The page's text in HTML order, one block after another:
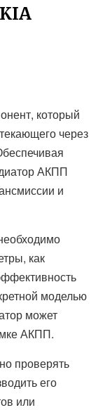
который
через
АКПП
и
как
моделью
может
АКПП.
проверять
его
или